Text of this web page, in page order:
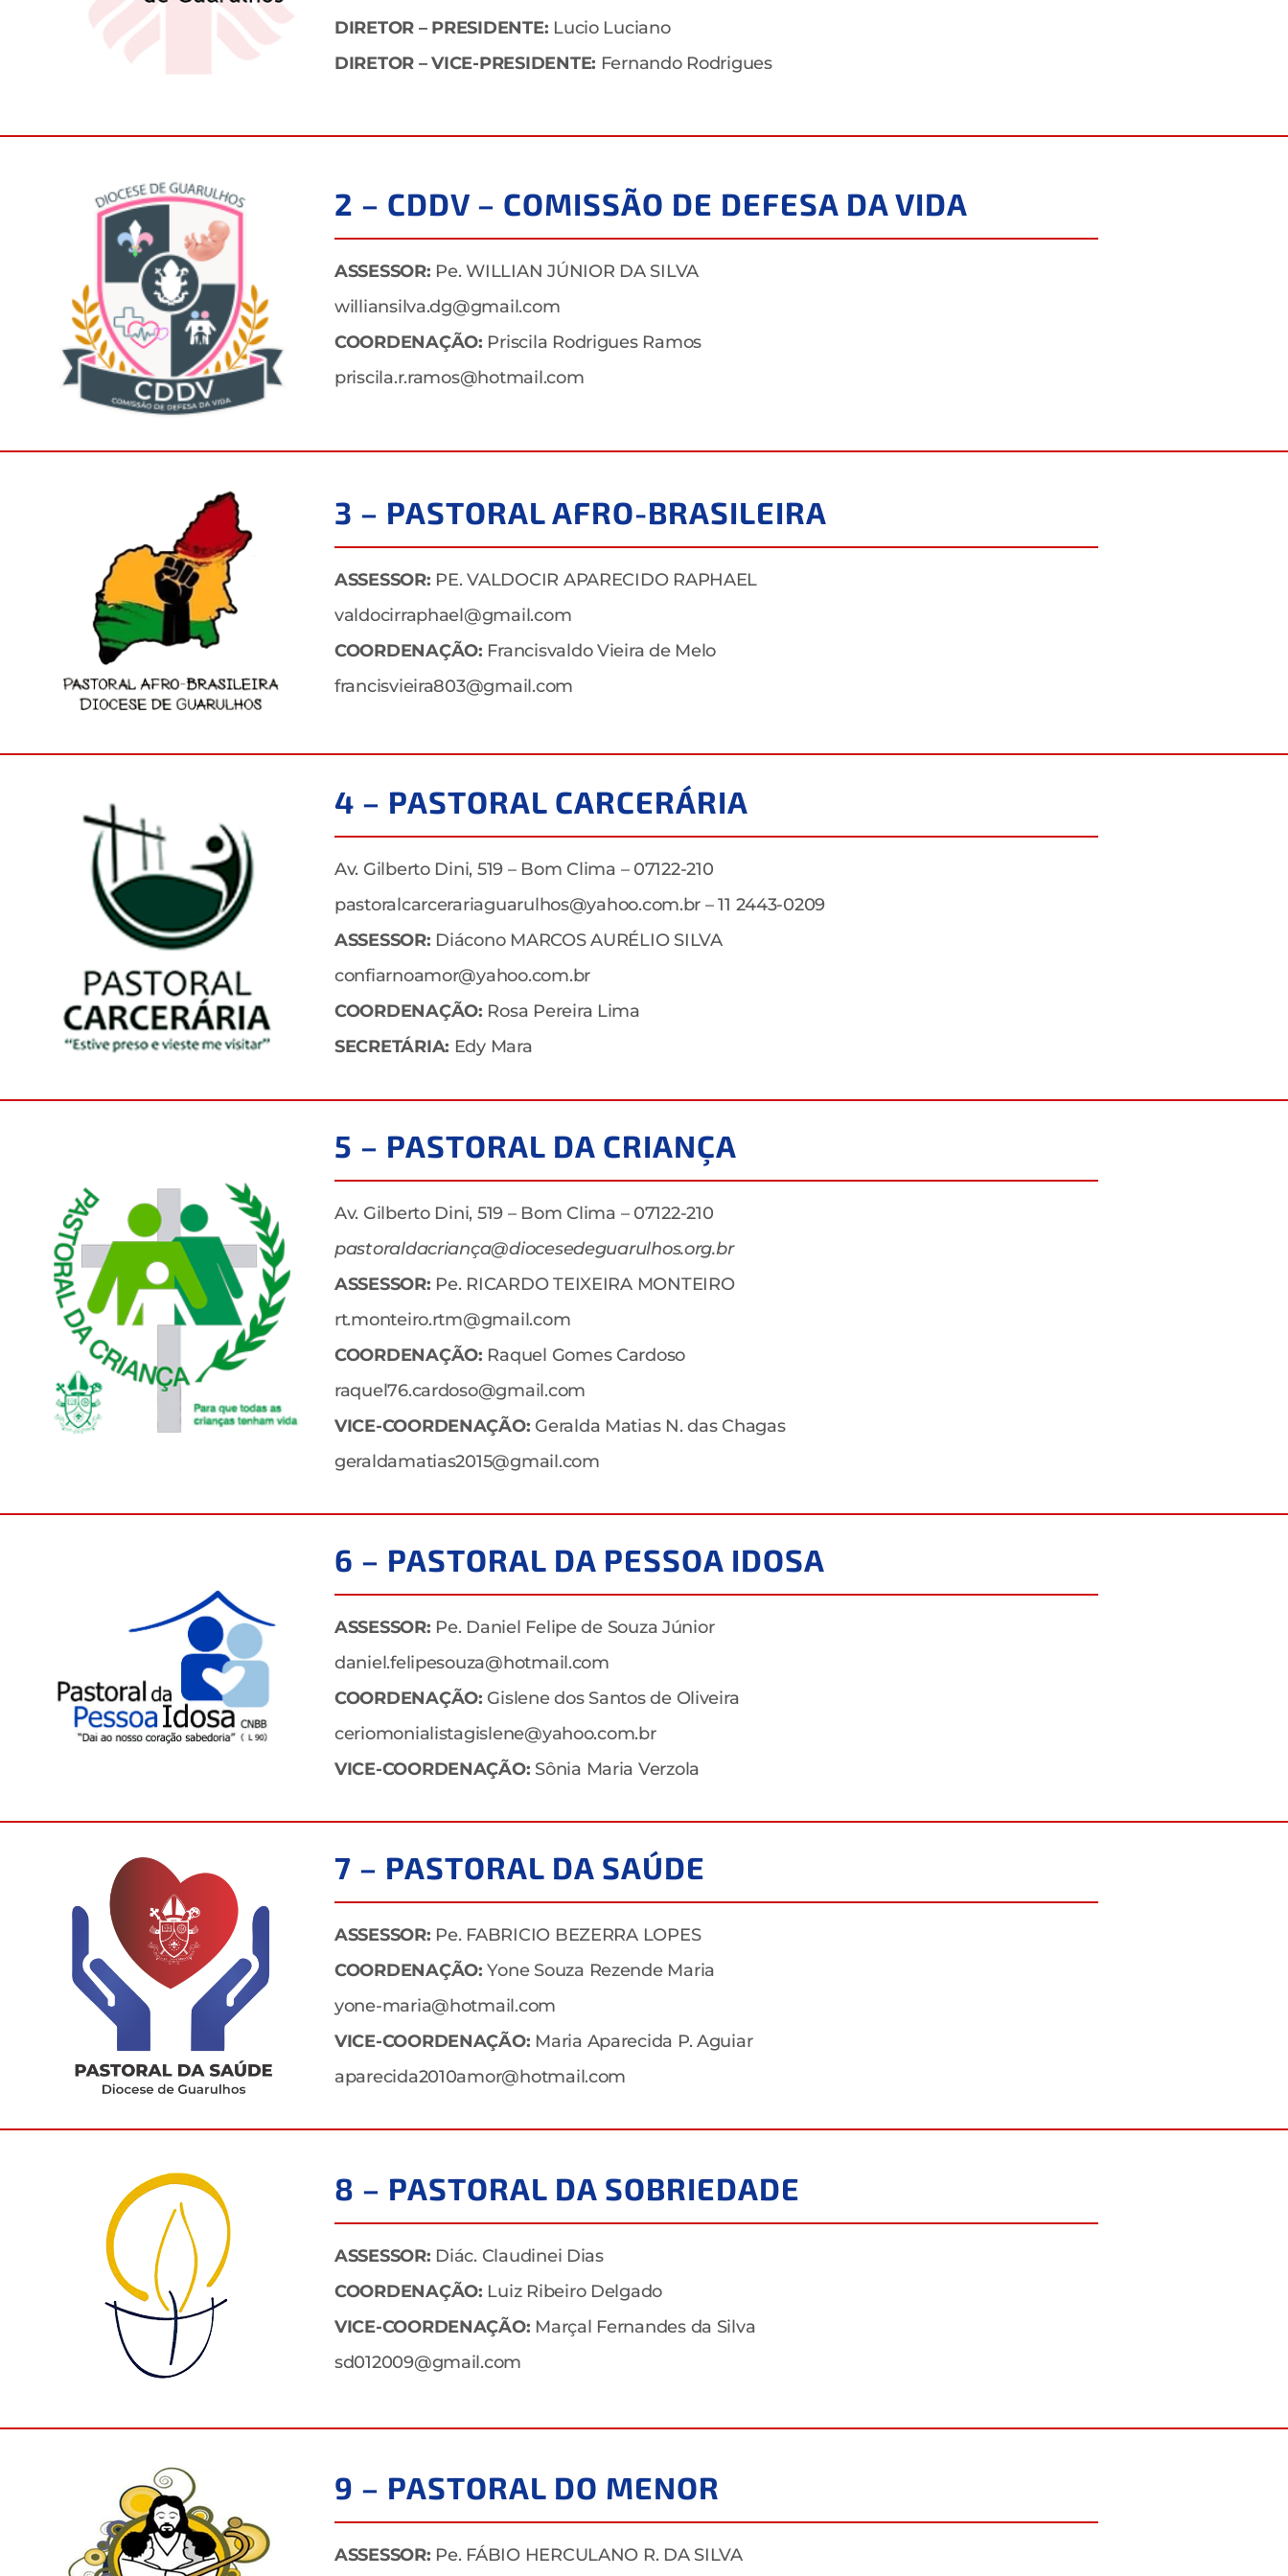
DIRETOR – PRESIDENTE: Lucio Luciano
DIRETOR – VICE-PRESIDENTE: Fernando Rodrigues
2 – CDDV – COMISSÃO DE DEFESA DA VIDA
ASSESSOR: Pe. WILLIAN JÚNIOR DA SILVA
williansilva.dg@gmail.com
COORDENAÇÃO: Priscila Rodrigues Ramos
priscila.r.ramos@hotmail.com
3 – PASTORAL AFRO-BRASILEIRA
ASSESSOR: PE. VALDOCIR APARECIDO RAPHAEL
valdocirraphael@gmail.com
COORDENAÇÃO: Francisvaldo Vieira de Melo
francisvieira803@gmail.com
4 – PASTORAL CARCERÁRIA
Av. Gilberto Dini, 519 – Bom Clima – 07122-210
pastoralcarcerariaguarulhos@yahoo.com.br – 11 2443-0209
ASSESSOR: Diácono MARCOS AURÉLIO SILVA
confiarnoamor@yahoo.com.br
COORDENAÇÃO: Rosa Pereira Lima
SECRETÁRIA: Edy Mara
5 – PASTORAL DA CRIANÇA
Av. Gilberto Dini, 519 – Bom Clima – 07122-210
pastoraldacriança@diocesedeguarulhos.org.br
ASSESSOR: Pe. RICARDO TEIXEIRA MONTEIRO
rt.monteiro.rtm@gmail.com
COORDENAÇÃO: Raquel Gomes Cardoso
raquel76.cardoso@gmail.com
VICE-COORDENAÇÃO: Geralda Matias N. das Chagas
geraldamatias2015@gmail.com
6 – PASTORAL DA PESSOA IDOSA
ASSESSOR: Pe. Daniel Felipe de Souza Júnior
daniel.felipesouza@hotmail.com
COORDENAÇÃO: Gislene dos Santos de Oliveira
ceriomonialistagislene@yahoo.com.br
VICE-COORDENAÇÃO: Sônia Maria Verzola
7 – PASTORAL DA SAÚDE
ASSESSOR: Pe. FABRICIO BEZERRA LOPES
COORDENAÇÃO: Yone Souza Rezende Maria
yone-maria@hotmail.com
VICE-COORDENAÇÃO: Maria Aparecida P. Aguiar
aparecida2010amor@hotmail.com
8 – PASTORAL DA SOBRIEDADE
ASSESSOR: Diác. Claudinei Dias
COORDENAÇÃO: Luiz Ribeiro Delgado
VICE-COORDENAÇÃO: Marçal Fernandes da Silva
sd012009@gmail.com
9 – PASTORAL DO MENOR
ASSESSOR: Pe. FÁBIO HERCULANO R. DA SILVA